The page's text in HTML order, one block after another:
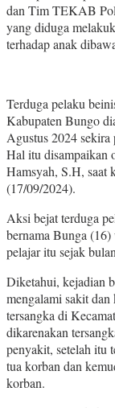
dan Tim TEKAB
yang diduga
terhadap anak
Terduga pelaku
Kabupaten Bungo
Agustus 2024
Hal itu disampaikan
Hamsyah, S.H, saat
(17/09/2024).
Aksi bejat terduga
bernama Bunga
pelajar itu sejak
Diketahui, kejadian
mengalami sakit dan
tersangka di
dikarenakan
penyakit, setelah itu
tua korban dan
korban.